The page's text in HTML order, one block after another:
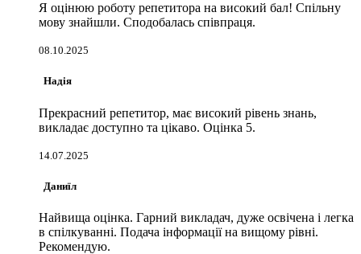
Я оцінюю роботу репетитора на високий бал! Спільну
мову знайшли. Сподобалась співпраця.
08.10.2025
Надія
Прекрасний репетитор, має високий рівень знань,
викладає доступно та цікаво. Оцінка 5.
14.07.2025
Даниїл
Найвища оцінка. Гарний викладач, дуже освічена і легка
в спілкуванні. Подача інформації на вищому рівні.
Рекомендую.